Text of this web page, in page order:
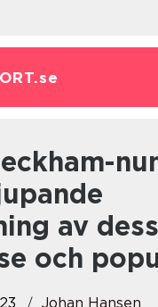
se
av dess
och
Johan Hansen